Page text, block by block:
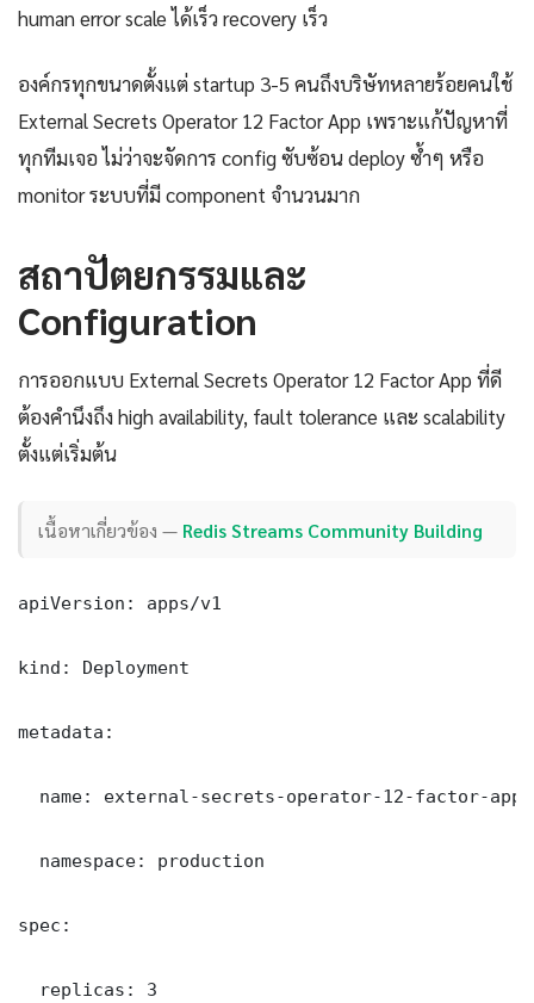
human error scale ได้เร็ว recovery เร็ว
องค์กรทุกขนาดตั้งแต่ startup 3-5 คนถึงบริษัทหลายร้อยคนใช้
External Secrets Operator 12 Factor App เพราะแก้ปัญหาที่
ทุกทีมเจอ ไม่ว่าจะจัดการ config ซับซ้อน deploy ซ้ำๆ หรือ
monitor ระบบที่มี component จำนวนมาก
สถาปัตยกรรมและ
Configuration
การออกแบบ External Secrets Operator 12 Factor App ที่ดี
ต้องคำนึงถึง high availability, fault tolerance และ scalability
ตั้งแต่เริ่มต้น
เนื้อหาเกี่ยวข้อง — Redis Streams Community Building
apiVersion: apps/v1
kind: Deployment
metadata:
  name: external-secrets-operator-12-factor-app
  namespace: production
spec:
  replicas: 3